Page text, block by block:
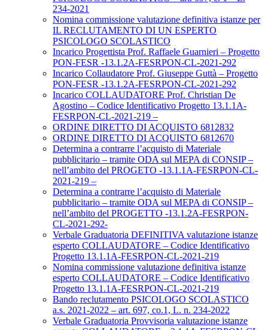
234-2021
Nomina commissione valutazione definitiva istanze per
IL RECLUTAMENTO DI UN ESPERTO
PSICOLOGO SCOLASTICO
Incarico Progettista Prof. Raffaele Guarnieri – Progetto
PON-FESR -13.1.2A-FESRPON-CL-2021-292
Incarico Collaudatore Prof. Giuseppe Guttà – Progetto
PON-FESR -13.1.2A-FESRPON-CL-2021-292
Incarico COLLAUDATORE Prof. Christian De
Agostino – Codice Identificativo Progetto 13.1.1A-
FESRPON-CL-2021-219 –
ORDINE DIRETTO DI ACQUISTO 6812832
ORDINE DIRETTO DI ACQUISTO 6812670
Determina a contrarre l’acquisto di Materiale
pubblicitario – tramite ODA sul MEPA di CONSIP –
nell’ambito del PROGETO -13.1.1A-FESRPON-CL-
2021-219 –
Determina a contrarre l’acquisto di Materiale
pubblicitario – tramite ODA sul MEPA di CONSIP –
nell’ambito del PROGETTO -13.1.2A-FESRPON-
CL-2021-292-
Verbale Graduatoria DEFINITIVA valutazione istanze
esperto COLLAUDATORE – Codice Identificativo
Progetto 13.1.1A-FESRPON-CL-2021-219
Nomina commissione valutazione definitiva istanze
esperto COLLAUDATORE – Codice Identificativo
Progetto 13.1.1A-FESRPON-CL-2021-219
Bando reclutamento PSICOLOGO SCOLASTICO
a.s. 2021-2022 – art. 697, co.1, L. n. 234-2022
Verbale Graduatoria Provvisoria valutazione istanze